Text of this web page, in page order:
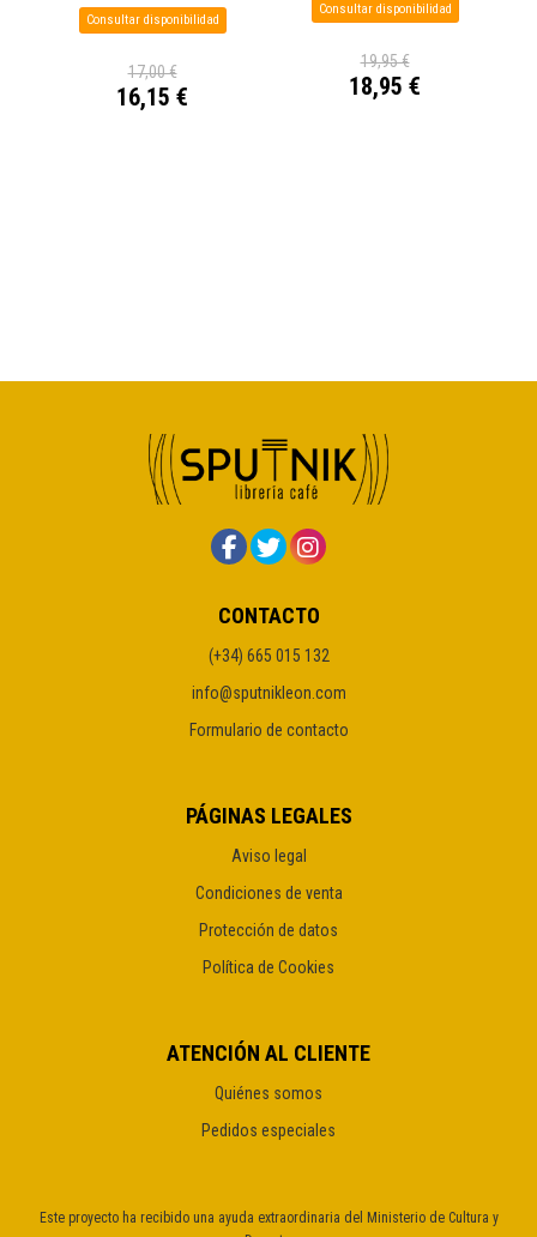
Consultar disponibilidad
17,00 €
16,15 €
Consultar disponibilidad
19,95 €
18,95 €
CONTACTO
(+34) 665 015 132
info@sputnikleon.com
Formulario de contacto
PÁGINAS LEGALES
Aviso legal
Condiciones de venta
Protección de datos
Política de Cookies
ATENCIÓN AL CLIENTE
Quiénes somos
Pedidos especiales
Este proyecto ha recibido una ayuda extraordinaria del Ministerio de Cultura y